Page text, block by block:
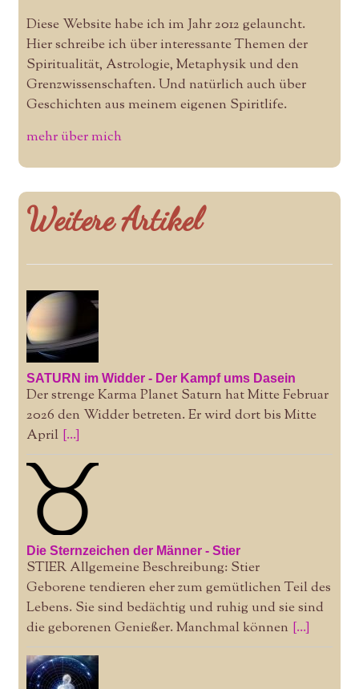
Diese Website habe ich im Jahr 2012 gelauncht.
Hier schreibe ich über interessante Themen der
Spiritualität, Astrologie, Metaphysik und den
Grenzwissenschaften. Und natürlich auch über
Geschichten aus meinem eigenen Spiritlife.
mehr über mich
Weitere Artikel
SATURN im Widder - Der Kampf ums Dasein
Der strenge Karma Planet Saturn hat Mitte Februar
2026 den Widder betreten. Er wird dort bis Mitte
April [...]
Die Sternzeichen der Männer - Stier
STIER Allgemeine Beschreibung: Stier
Geborene tendieren eher zum gemütlichen Teil des
Lebens. Sie sind bedächtig und ruhig und sie sind
die geborenen Genießer. Manchmal können [...]